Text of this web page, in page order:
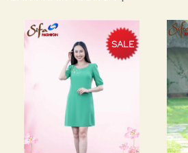
SALE